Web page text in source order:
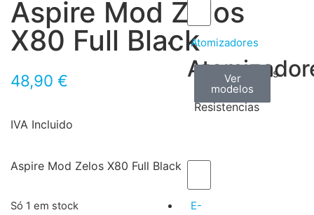
Atomizadores
Claromizadores
Ver
modelos
Reconstruíveis
Ver
modelos
Resistencias
Ver
modelos
E-
Aspire Mod Zelos
X80 Full Black
48,90 €
IVA Incluido
Aspire Mod Zelos X80 Full Black
Só 1 em stock